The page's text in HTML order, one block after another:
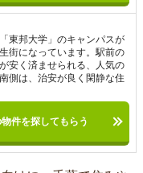
東邦大学」のキャンパスが
街になっています。駅前の
安く済ませられる、人気の
側は、治安が良く閑静な住
件を探してもらう